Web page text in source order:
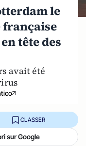
le
française
tête des
avait été
CLASSER
sur Google